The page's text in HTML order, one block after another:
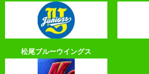
松尾ブルーウイングス